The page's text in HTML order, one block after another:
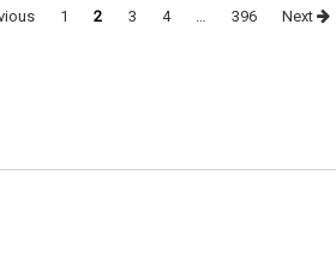
1 2 3 4 … 396 Next